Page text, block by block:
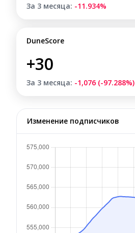
За 3 месяца: -11.934%
DuneScore
+30
За 3 месяца: -1,076 (-97.288%)
Изменение подписчиков